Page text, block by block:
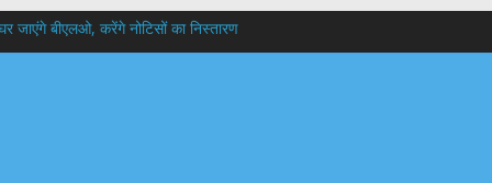
जाएंगे बीएलओ, करेंगे नोटिसों का निस्तारण
रहें अधिकारी-मुख्य सचिव मानसून-एसईओसी से मुख्य सचिव ने की विस्तृत समीक्षा कहा-बंद